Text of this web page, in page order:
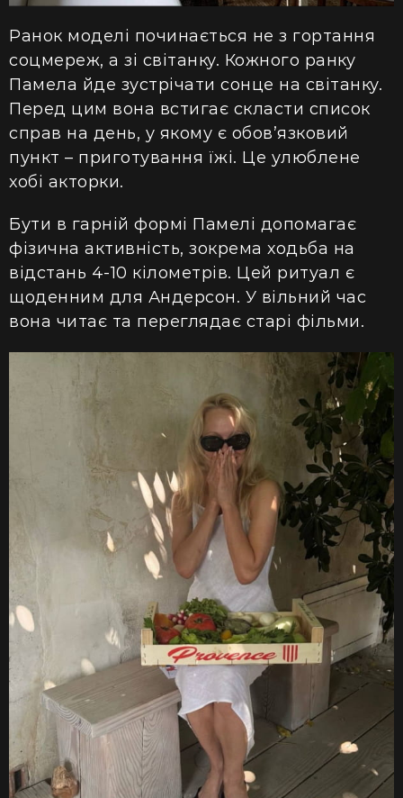
Ранок моделі починається не з гортання
соцмереж, а зі світанку. Кожного ранку
Памела йде зустрічати сонце на світанку.
Перед цим вона встигає скласти список
справ на день, у якому є обов’язковий
пункт – приготування їжі. Це улюблене
хобі акторки.
Бути в гарній формі Памелі допомагає
фізична активність, зокрема ходьба на
відстань 4-10 кілометрів. Цей ритуал є
щоденним для Андерсон. У вільний час
вона читає та переглядає старі фільми.